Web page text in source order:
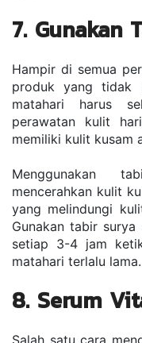
7. Gunakan
Hampir di semua
produk yang tidak
matahari harus
perawatan kulit
memiliki kulit kusam
Menggunakan
mencerahkan kulit
yang melindungi
Gunakan tabir
setiap 3-4 jam
matahari terlalu lama.
8. Serum